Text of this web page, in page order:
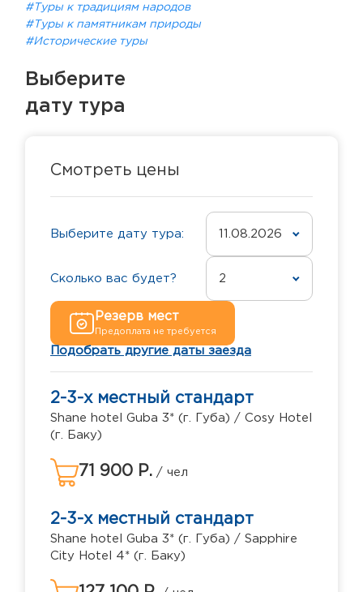
#Туры к традициям народов
#Туры к памятникам природы
#Исторические туры
Выберите
дату тура
Смотреть цены
Выберите дату тура: 11.08.2026
Сколько вас будет? 2
Резерв мест
Предоплата не требуется
Подобрать другие даты заезда
2-3-х местный стандарт
Shane hotel Guba 3* (г. Губа) / Cosy Hotel
(г. Баку)
71 900 Р. / чел
2-3-х местный стандарт
Shane hotel Guba 3* (г. Губа) / Sapphire
City Hotel 4* (г. Баку)